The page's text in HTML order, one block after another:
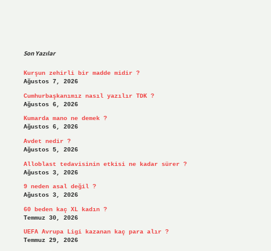
Son Yazılar
Kurşun zehirli bir madde midir ?
Ağustos 7, 2026
Cumhurbaşkanımız nasıl yazılır TDK ?
Ağustos 6, 2026
Kumarda mano ne demek ?
Ağustos 6, 2026
Avdet nedir ?
Ağustos 5, 2026
Alloblast tedavisinin etkisi ne kadar sürer ?
Ağustos 3, 2026
9 neden asal değil ?
Ağustos 3, 2026
60 beden kaç XL kadın ?
Temmuz 30, 2026
UEFA Avrupa Ligi kazanan kaç para alır ?
Temmuz 29, 2026